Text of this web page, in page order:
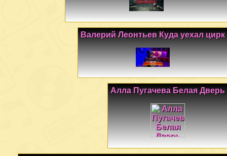
Валерий Леонтьев Куда уехал цирк
Алла Пугачева Белая Дверь